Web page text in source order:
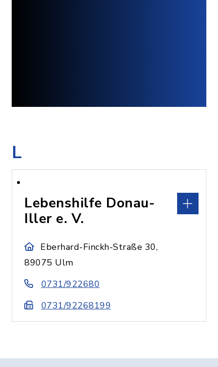
L
Lebenshilfe Donau-
Iller e. V.
Eberhard-Finckh-Straße 30,
89075 Ulm
0731/922680
0731/92268199